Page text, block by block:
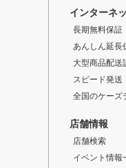
インターネ
長期無料保証
あんしん延長
大型商品配送
スピード発送
全国のケーズ
店舗情報
店舗検索
イベント情報